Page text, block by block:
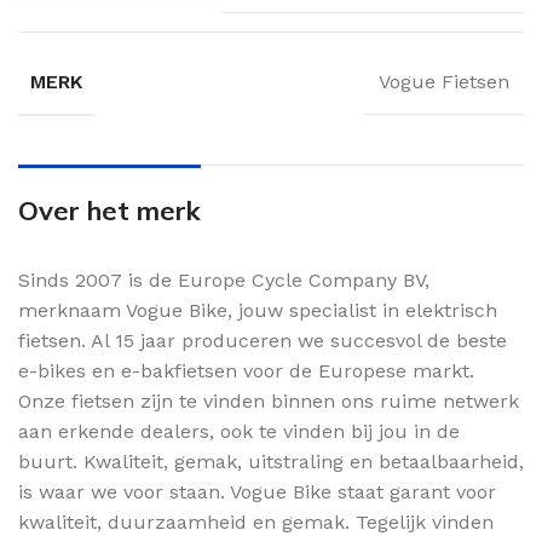
MERK Vogue Fietsen
Over het merk
Sinds 2007 is de Europe Cycle Company BV,
merknaam Vogue Bike, jouw specialist in elektrisch
fietsen. Al 15 jaar produceren we succesvol de beste
e-bikes en e-bakfietsen voor de Europese markt.
Onze fietsen zijn te vinden binnen ons ruime netwerk
aan erkende dealers, ook te vinden bij jou in de
buurt. Kwaliteit, gemak, uitstraling en betaalbaarheid,
is waar we voor staan. Vogue Bike staat garant voor
kwaliteit, duurzaamheid en gemak. Tegelijk vinden